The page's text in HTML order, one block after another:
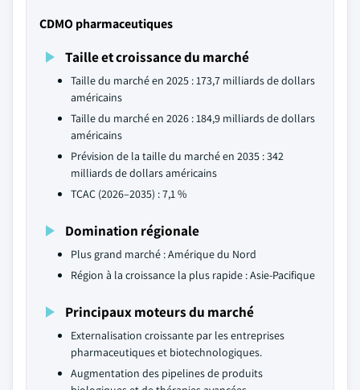
CDMO pharmaceutiques
Taille et croissance du marché
Taille du marché en 2025 : 173,7 milliards de dollars
américains
Taille du marché en 2026 : 184,9 milliards de dollars
américains
Prévision de la taille du marché en 2035 : 342
milliards de dollars américains
TCAC (2026–2035) : 7,1 %
Domination régionale
Plus grand marché : Amérique du Nord
Région à la croissance la plus rapide : Asie-Pacifique
Principaux moteurs du marché
Externalisation croissante par les entreprises
pharmaceutiques et biotechnologiques.
Augmentation des pipelines de produits